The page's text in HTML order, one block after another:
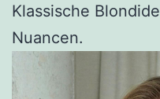
Klassische
Nuancen.